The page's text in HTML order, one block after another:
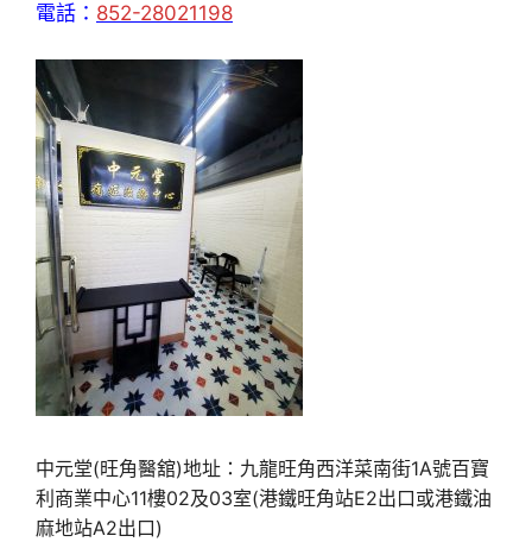
電話： 852-28021198
中元堂(旺角醫舘)地址：九龍旺角西洋菜南街1A號百寶
利商業中心11樓02及03室(港鐵旺角站E2出口或港鐵油
麻地站A2出口)